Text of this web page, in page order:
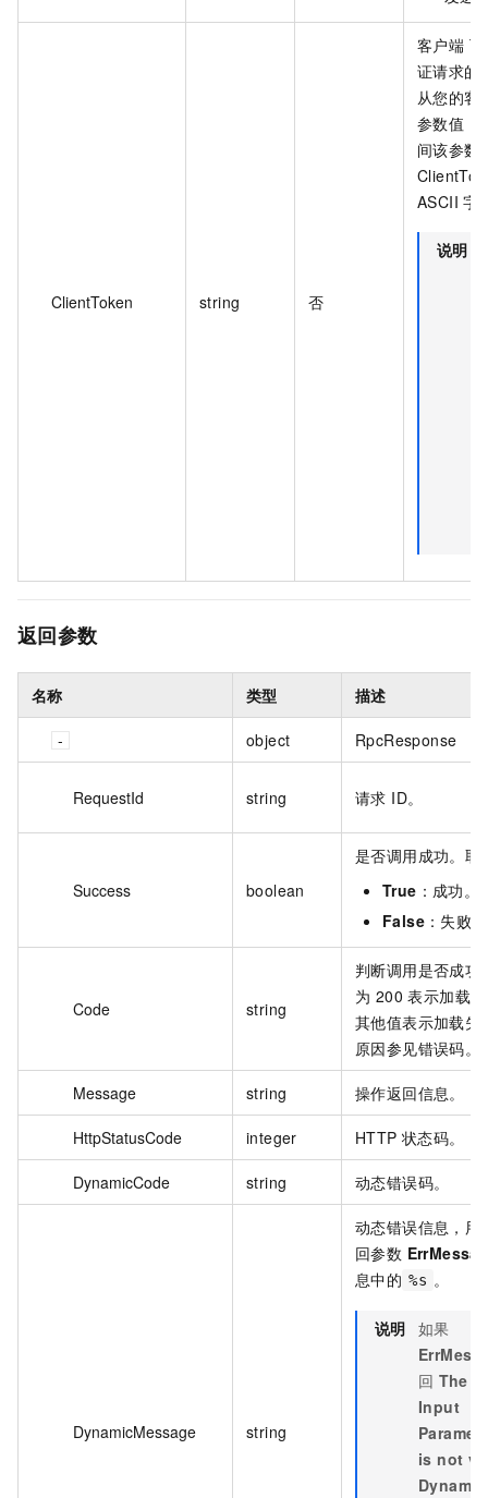
ClientToken string 否
客户端
证请求的
从您的客
参数值，
间该参数
ASCII 字
说明
返回参数
名称 类型 描述
object RpcResponse
RequestId string 请求 ID。
Success boolean
是否调用成功。取
True ：成功。
False ：失败。
Code string
判断调用是否成功
为 200 表示加载
其他值表示加载失
原因参见错误码。
Message string 操作返回信息。
HttpStatusCode integer HTTP 状态码。
DynamicCode string 动态错误码。
DynamicMessage string
动态错误信息，用
回参数
息中的 %s 。
说明 如果
回 The
Input
is not